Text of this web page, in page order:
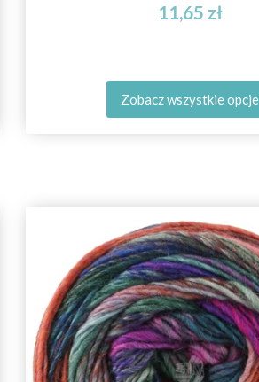
11,65 zł
Zobacz wszystkie opcje